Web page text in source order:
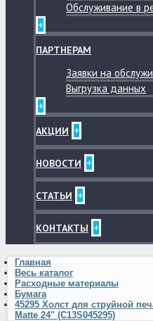
Обслуживание в
+
ПАРТНЕРАМ
Заявки на
Выгрузка данных
+
АКЦИИ +
НОВОСТИ +
СТАТЬИ +
КОНТАКТЫ +
Главная
Весь каталог
Расходные материалы
Бумага
45295 Холст для струйной
Matte 24" (C13S045295)